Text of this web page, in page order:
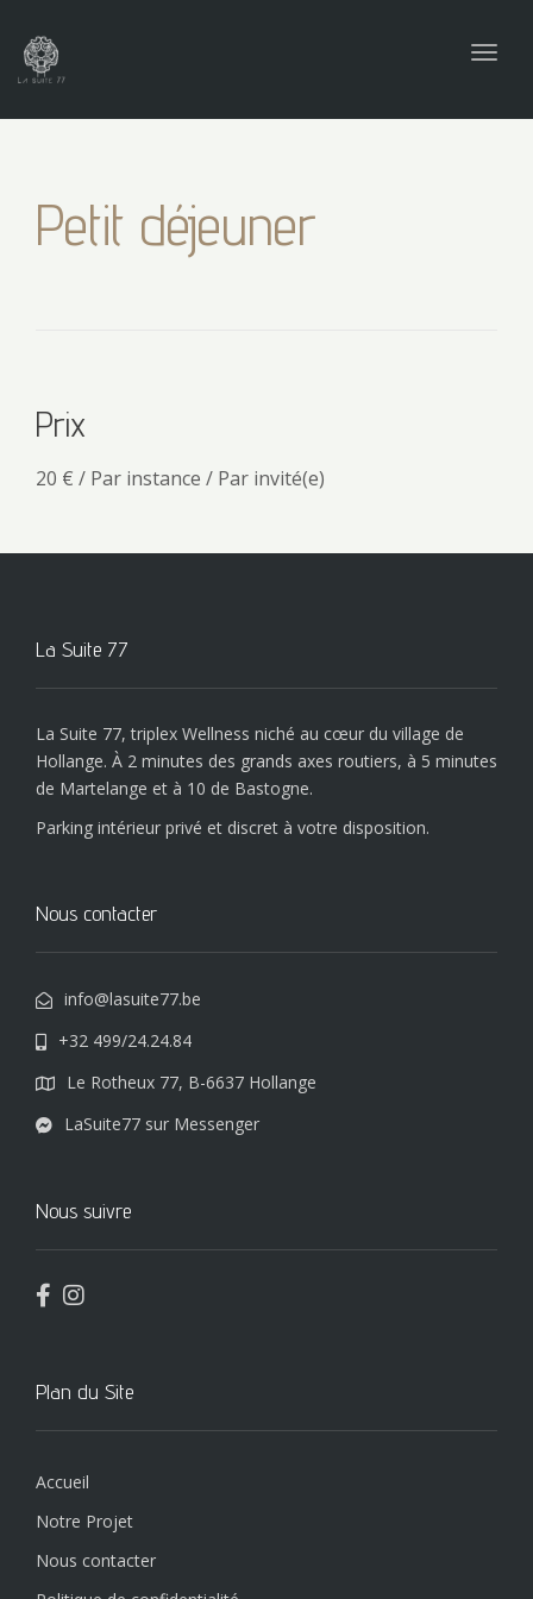
Petit déjeuner
Prix
20 € / Par instance / Par invité(e)
La Suite 77
La Suite 77, triplex Wellness niché au cœur du village de
Hollange. À 2 minutes des grands axes routiers, à 5 minutes
de Martelange et à 10 de Bastogne.
Parking intérieur privé et discret à votre disposition.
Nous contacter
info@lasuite77.be
+32 499/24.24.84
Le Rotheux 77, B-6637 Hollange
LaSuite77 sur Messenger
Nous suivre
Plan du Site
Accueil
Notre Projet
Nous contacter